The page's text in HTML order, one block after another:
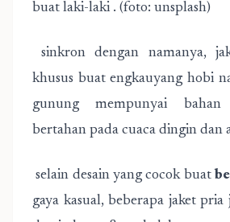
buat laki-laki . (foto: unsplash)
sinkron dengan namanya,
khusus buat engkauyang hobi
gunung mempunyai
bertahan pada cuaca dingin dan
selain desain yang cocok buat
gaya kasual, beberapa jaket